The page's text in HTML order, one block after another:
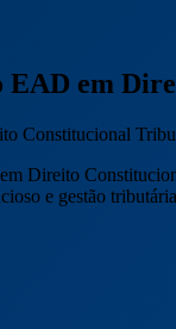
EAD em
Constitucional
Direito
e gestão